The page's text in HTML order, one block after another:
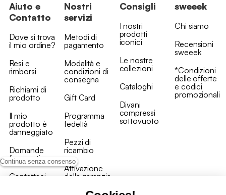
Continua senza consenso
Aiuto e
Contatto
Dove si trova
il mio ordine?
Resi e
rimborsi
Richiami di
prodotto
Il mio
prodotto è
danneggiato
Domande
frequenti
Contattaci
Nostri
servizi
Metodi di
pagamento
Modalità e
condizioni di
consegna
Gift Card
Programma
fedeltà
Pezzi di
ricambio
Attivazione
della garanzia
Consigli
I nostri
prodotti
iconici
Le nostre
collezioni
Cataloghi
Divani
compressi
sottovuoto
sweeek
Chi siamo
Recensioni
sweeek
*Condizioni
delle offerte
e codici
promozionali